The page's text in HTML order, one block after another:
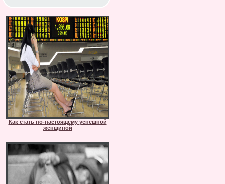
Как стать по-настоящему успешной
женщиной